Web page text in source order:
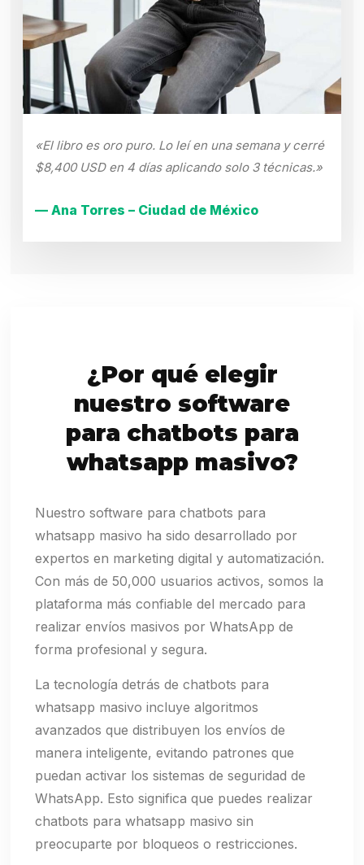
«El libro es oro puro. Lo leí en una semana y cerré
$8,400 USD en 4 días aplicando solo 3 técnicas.»
— Ana Torres – Ciudad de México
¿Por qué elegir
nuestro software
para chatbots para
whatsapp masivo?
Nuestro software para chatbots para
whatsapp masivo ha sido desarrollado por
expertos en marketing digital y automatización.
Con más de 50,000 usuarios activos, somos la
plataforma más confiable del mercado para
realizar envíos masivos por WhatsApp de
forma profesional y segura.
La tecnología detrás de chatbots para
whatsapp masivo incluye algoritmos
avanzados que distribuyen los envíos de
manera inteligente, evitando patrones que
puedan activar los sistemas de seguridad de
WhatsApp. Esto significa que puedes realizar
chatbots para whatsapp masivo sin
preocuparte por bloqueos o restricciones.